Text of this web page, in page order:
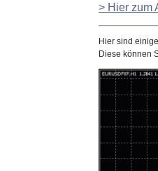
> Hier zum
Hier sind
Diese können